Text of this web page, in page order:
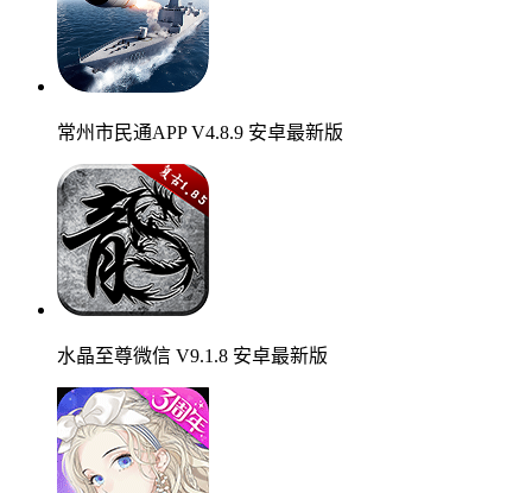
常州市民通APP V4.8.9 安卓最新版
水晶至尊微信 V9.1.8 安卓最新版